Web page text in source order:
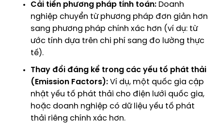
Cải tiến phương pháp tính toán: Doanh
nghiệp chuyển từ phương pháp đơn giản hơn
sang phương pháp chính xác hơn (ví dụ: từ
ước tính dựa trên chi phí sang đo lường thực
tế).
Thay đổi đáng kể trong các yếu tố phát thải
(Emission Factors): Ví dụ, một quốc gia cập
nhật yếu tố phát thải cho điện lưới quốc gia,
hoặc doanh nghiệp có dữ liệu yếu tố phát
thải riêng chính xác hơn.